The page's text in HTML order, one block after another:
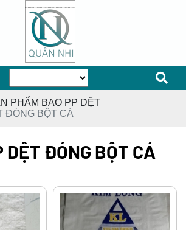
PHẨM BAO PP DỆT
ĐÓNG BỘT CÁ
DỆT ĐÓNG BỘT CÁ